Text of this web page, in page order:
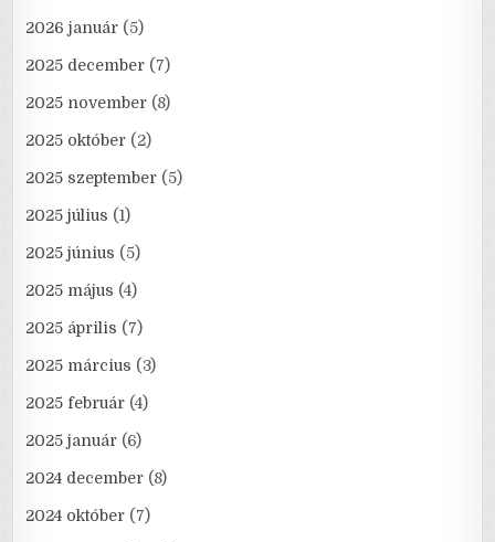
2026 január (5)
2025 december (7)
2025 november (8)
2025 október (2)
2025 szeptember (5)
2025 július (1)
2025 június (5)
2025 május (4)
2025 április (7)
2025 március (3)
2025 február (4)
2025 január (6)
2024 december (8)
2024 október (7)